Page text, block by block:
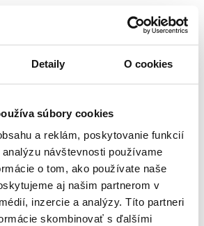
Detaily O cookies
súbory cookies
a reklám, poskytovanie funkcií
návštevnosti používame
o tom, ako používate naše
aj našim partnerom v
inzercie a analýzy. Títo partneri
skombinovať s ďalšími